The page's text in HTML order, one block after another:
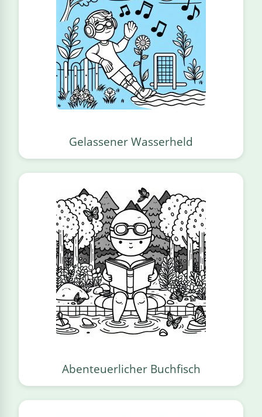
Gelassener Wasserheld
Abenteuerlicher Buchfisch